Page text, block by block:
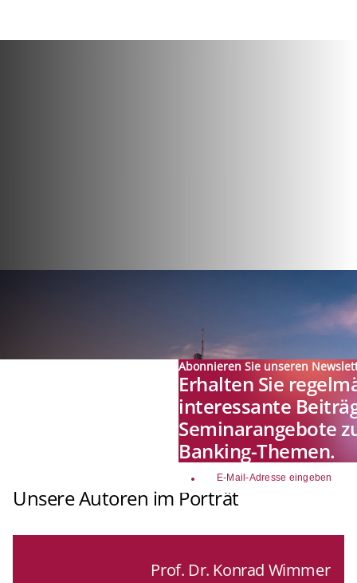
Abonnieren Sie unseren
Erhalten Sie
interessante
Seminarangebote
Banking-Themen.
email
Unsere Autoren im Porträt
Prof. Dr. Konrad Wimmer